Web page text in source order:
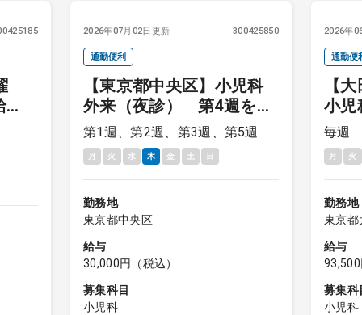
2026年07月02日更新 300425850
通勤便利
【東京都中央区】小児科
外来（夜診） 第4週を除
く火曜日勤務
第1週、第2週、第3週、第5週
月 火 水 木 金 土 日
勤務地
東京都中央区
給与
30,000円（税込）
募集科目
小児科
2026年
通勤便
【
小
毎週
月 火
勤務地
東京都
給与
募集科
小児科